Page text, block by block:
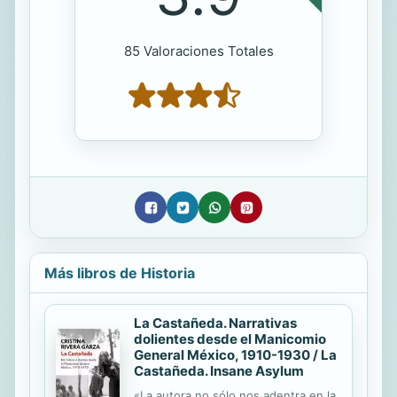
85 Valoraciones Totales
Más libros de Historia
La Castañeda. Narrativas
dolientes desde el Manicomio
General México, 1910-1930 / La
Castañeda. Insane Asylum